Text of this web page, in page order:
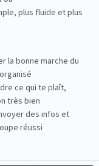
suivante ›